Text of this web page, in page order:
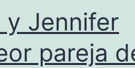
y Jennifer
pareja